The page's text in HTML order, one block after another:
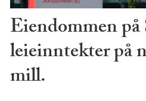
Eiendommen
leieinntekter på
mill.